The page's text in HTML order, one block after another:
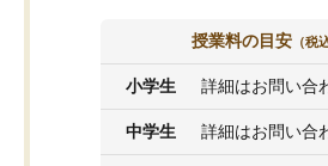
授業料の目安 （税
小学生 詳細はお問い合
中学生 詳細はお問い合